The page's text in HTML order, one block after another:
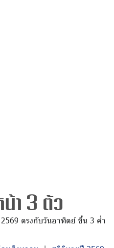
า 3 ตัว
ตรงกับวันอาทิตย์ ขึ้น 3 ค่ำ